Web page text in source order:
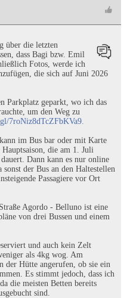
über die letzten
dass Bagi bzw. Emil
Fotos, werde ich
die sich auf Juni 2026
Parkplatz geparkt, wo ich das
um den Weg zu
7roNiz8dTcZFbKVa9.
im Bus bar oder mit Karte
die am 1. Juli
Dann kann es nur online
der Bus an den Haltestellen
Passagiere vor Ort
Agordo - Belluno ist eine
von drei Bussen und einem
und auch kein Zelt
als 4kg wog. Am
der Hütte angerufen, ob sie ein
Es stimmt jedoch, dass ich
die meisten Betten bereits
sind.